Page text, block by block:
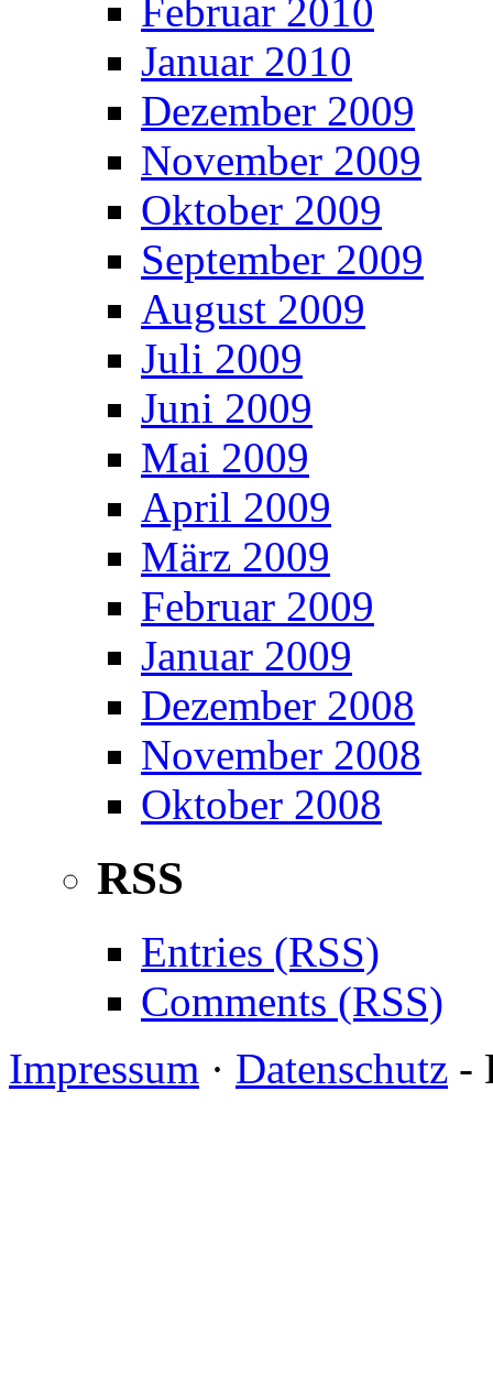
Februar 2010
Januar 2010
Dezember 2009
November 2009
Oktober 2009
September 2009
August 2009
Juli 2009
Juni 2009
Mai 2009
April 2009
März 2009
Februar 2009
Januar 2009
Dezember 2008
November 2008
Oktober 2008
RSS
Entries (RSS)
Comments (RSS)
Impressum · Datenschutz -